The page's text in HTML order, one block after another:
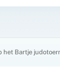
het Bartje